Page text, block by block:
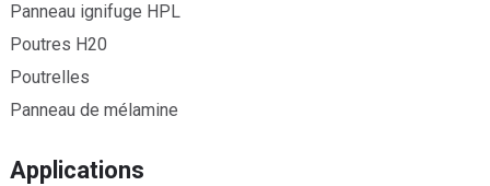
Panneau ignifuge HPL
Poutres H20
Poutrelles
Panneau de mélamine
Applications